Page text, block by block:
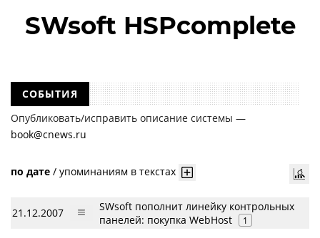
SWsoft HSPcomplete
СОБЫТИЯ
Опубликовать/исправить описание системы —
book@cnews.ru
по дате / упоминаниям в текстах
21.12.2007
SWsoft пополнит линейку контрольных
панелей: покупка WebHost
1